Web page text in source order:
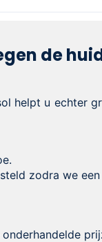
de
helpt u echter
zodra we
onderhandelde